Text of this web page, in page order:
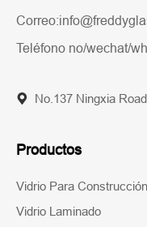
Teléfono no/wechat/
No.137 Ningxia
Productos
Vidrio Para Construcción
Vidrio Laminado